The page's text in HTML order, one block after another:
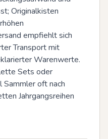
Originalkisten
empfiehlt sich
Transport mit
Warenwerte.
Sets oder
oft nach
Jahrgangsreihen